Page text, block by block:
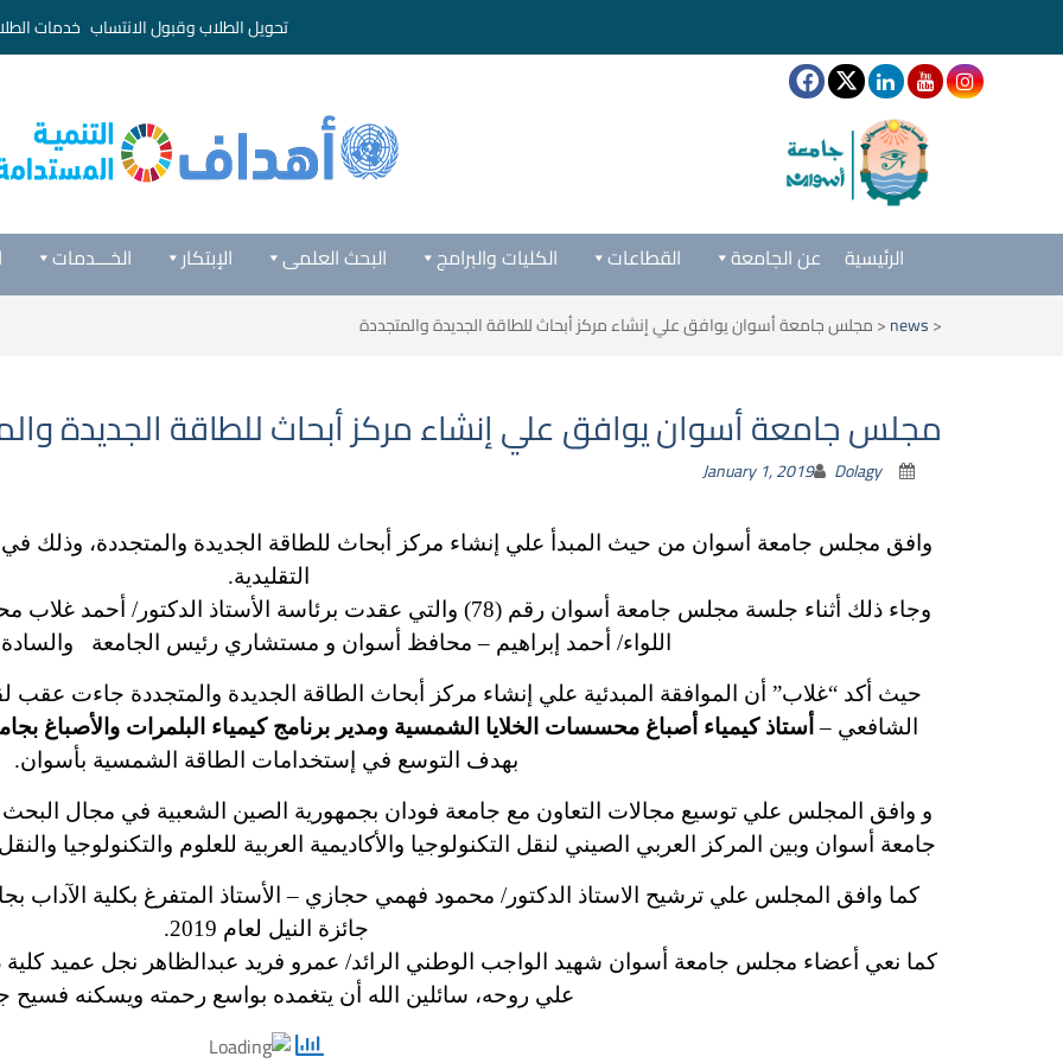
تحويل الطلاب وقبول الانتساب خدمات
الخـــدمات الإبتكار البحث العلمى الكليات والبرامج القطاعات عن الجامعة الرئيسية
<
news
<مجلس جامعة أسوان يوافق علي إنشاء مركز أبحاث للطاقة الجديدة والمتجددة
مجلس جامعة أسوان يوافق علي إنشاء مركز أبحاث للطاقة الجديدة
January 1, 2019 Dolagy
وافق مجلس جامعة أسوان من حيث المبدأ علي إنشاء مركز أبحاث للطاقة الجديدة والمتجددة، وذلك
التقليدية.
وجاء ذلك أثناء جلسة مجلس جامعة أسوان رقم (78) والتي عقدت برئاسة
اللواء/ أحمد إبراهيم – محافظ أسوان و مستشاري رئيس الجامعة والسادة
حيث أكد “غلاب” أن الموافقة المبدئية علي إنشاء مركز أبحاث الطاقة الجديدة والمتجددة جاءت عقب
الشافعي – أستاذ كيمياء أصباغ محسسات الخلايا الشمسية ومدير برنامج كيمياء البلمرات والأصباغ
بهدف التوسع في إستخدامات الطاقة الشمسية بأسوان.
و وافق المجلس علي توسيع مجالات التعاون مع جامعة فودان بجمهورية الصين الشعبية في مجال البحث
جامعة أسوان وبين المركز العربي الصيني لنقل التكنولوجيا والأكاديمية العربية للعلوم والتكنولوجيا
كما وافق المجلس علي ترشيح الاستاذ الدكتور/ محمود فهمي حجازي – الأستاذ المتفرغ بكلية الآداب
جائزة النيل لعام 2019.
كما نعي أعضاء مجلس جامعة أسوان شهيد الواجب الوطني الرائد/ عمرو فريد عبدالظاهر نجل عميد كلية
علي روحه، سائلين الله أن يتغمده بواسع رحمته ويسكنه فسيح